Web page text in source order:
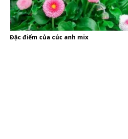
Đặc điểm của cúc anh mix